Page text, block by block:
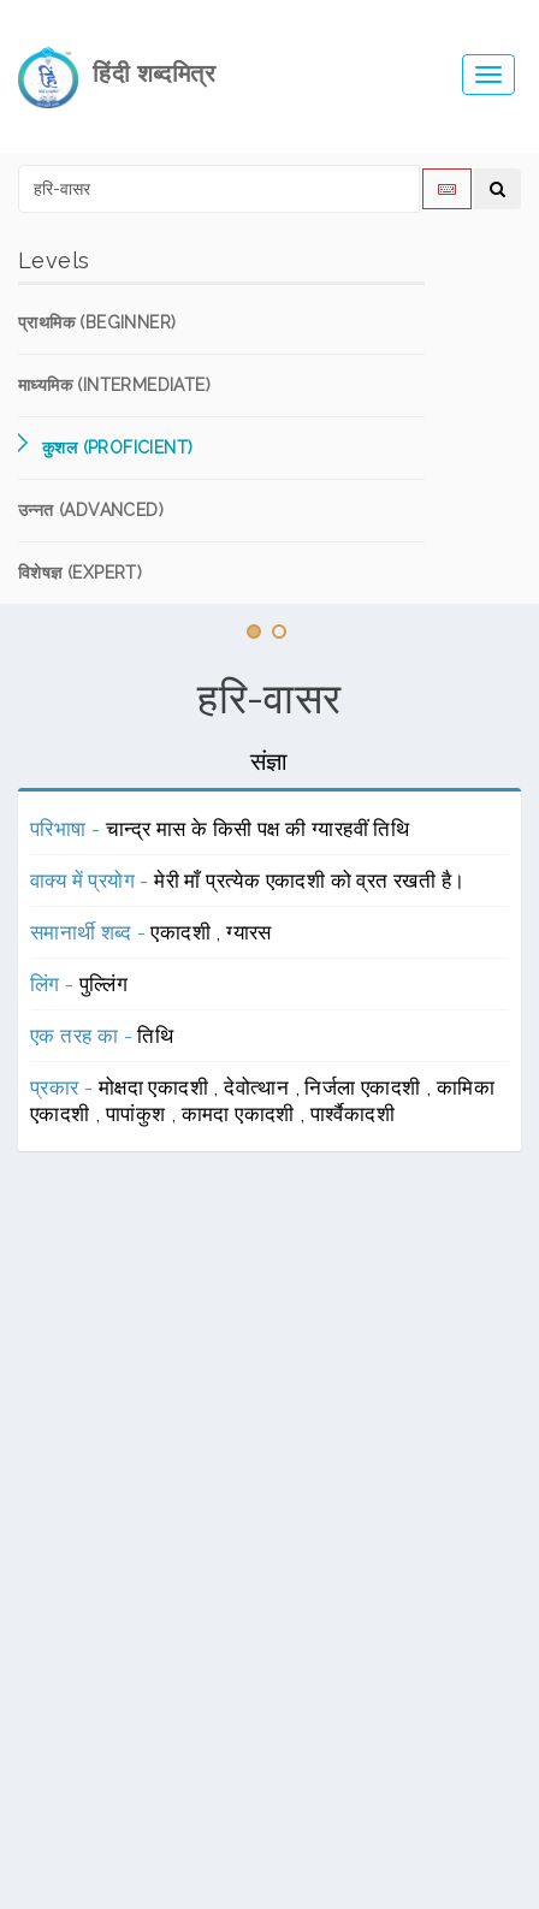
हिंदी शब्दमित्र
Levels
प्राथमिक (BEGINNER)
माध्यमिक (INTERMEDIATE)
कुशल (PROFICIENT)
उन्नत (ADVANCED)
विशेषज्ञ (EXPERT)
हरि-वासर
संज्ञा
परिभाषा -चान्द्र मास के किसी पक्ष की ग्यारहवीं तिथि
वाक्य में प्रयोग -मेरी माँ प्रत्येक एकादशी को व्रत रखती है।
समानार्थी शब्द -एकादशी ,ग्यारस
लिंग -पुल्लिंग
एक तरह का -तिथि
प्रकार -मोक्षदा एकादशी ,देवोत्थान ,निर्जला एकादशी ,कामिका
एकादशी ,पापांकुश ,कामदा एकादशी ,पार्श्वैकादशी